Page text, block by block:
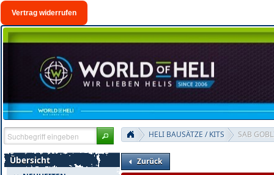
Vertrag widerrufen
Übersicht
HELI BAUSÄTZE / KITS SAB
Zurück